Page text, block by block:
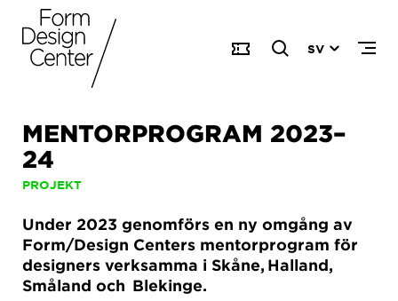
SV
MENTORPROGRAM 2023–
24
PROJEKT
Under 2023 genomförs en ny omgång av
Form/Design Centers mentorprogram för
designers verksamma i Skåne, Halland,
Småland och Blekinge.